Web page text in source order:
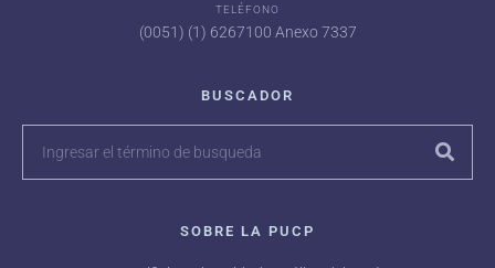
TELÉFONO
(0051) (1) 6267100 Anexo 7337
BUSCADOR
SOBRE LA PUCP